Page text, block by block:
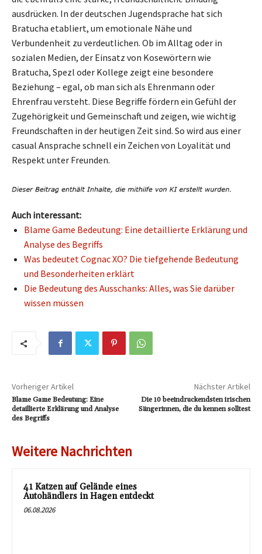
ausdrücken. In der deutschen Jugendsprache hat sich
Bratucha etabliert, um emotionale Nähe und
Verbundenheit zu verdeutlichen. Ob im Alltag oder in
sozialen Medien, der Einsatz von Kosewörtern wie
Bratucha, Spezl oder Kollege zeigt eine besondere
Beziehung – egal, ob man sich als Ehrenmann oder
Ehrenfrau versteht. Diese Begriffe fördern ein Gefühl der
Zugehörigkeit und Gemeinschaft und zeigen, wie wichtig
Freundschaften in der heutigen Zeit sind. So wird aus einer
casual Ansprache schnell ein Zeichen von Loyalität und
Respekt unter Freunden.
Auch interessant:
Blame Game Bedeutung: Eine detaillierte Erklärung und
Analyse des Begriffs
Was bedeutet Cognac XO? Die tiefgehende Bedeutung
und Besonderheiten erklärt
Die Bedeutung des Ausschanks: Alles, was Sie darüber
wissen müssen
Vorheriger Artikel
Blame Game Bedeutung: Eine
detaillierte Erklärung und Analyse
des Begriffs
Nächster Artikel
Die 10 beeindruckendsten irischen
Sängerinnen, die du kennen solltest
Weitere Nachrichten
41 Katzen auf Gelände eines
Autohändlers in Hagen entdeckt
06.08.2026